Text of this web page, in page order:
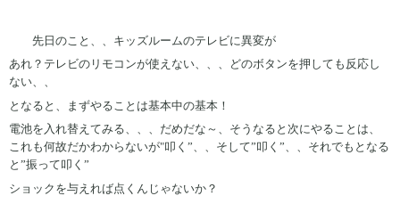
先日のこと、、キッズルームのテレビに異変が
あれ？テレビのリモコンが使えない、、、どのボタンを押しても反応し
ない、、
となると、まずやることは基本中の基本！
電池を入れ替えてみる、、、だめだな～、そうなると次にやることは、
これも何故だかわからないが"叩く”、、そして”叩く”、、それでもとなる
と”振って叩く”
ショックを与えれば点くんじゃないか？